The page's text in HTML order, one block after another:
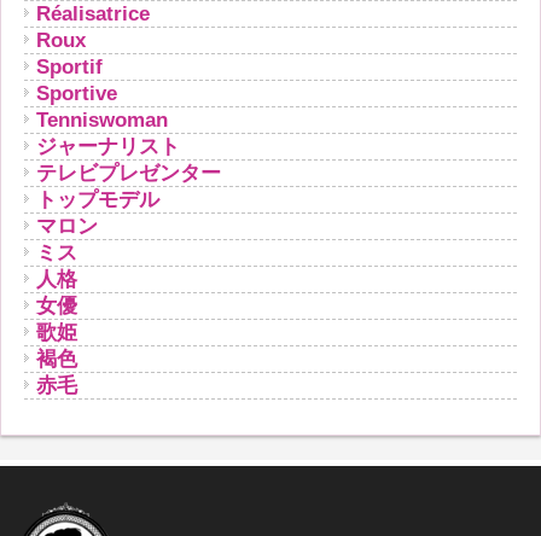
Réalisatrice
Roux
Sportif
Sportive
Tenniswoman
ジャーナリスト
テレビプレゼンター
トップモデル
マロン
ミス
人格
女優
歌姫
褐色
赤毛